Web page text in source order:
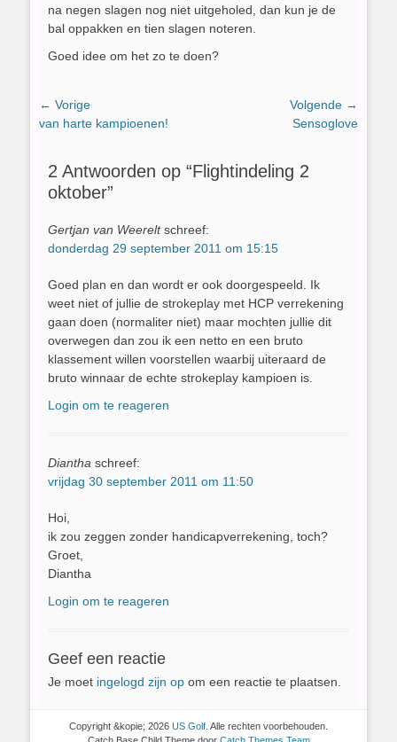
na negen slagen nog niet uitgeholed, dan kun je de
bal oppakken en tien slagen noteren.
Goed idee om het zo te doen?
Bericht
navigatie
← Vorige
Vorig
van harte kampioenen!
Volgende →
Sensoglove
2 Antwoorden op “Flightindeling 2
oktober”
Gertjan van Weerelt schreef:
donderdag 29 september 2011 om 15:15
Goed plan en dan wordt er ook doorgespeeld. Ik
weet niet of jullie de strokeplay met HCP verrekening
gaan doen (normaliter niet) maar mochten jullie dit
overwegen dan zou ik een netto en een bruto
klassement willen voorstellen waarbij uiteraard de
bruto winnaar de echte strokeplay kampioen is.
Login om te reageren
Diantha schreef:
vrijdag 30 september 2011 om 11:50
Hoi,
ik zou zeggen zonder handicapverrekening, toch?
Groet,
Diantha
Login om te reageren
Geef een reactie
Je moet ingelogd zijn op om een reactie te plaatsen.
Copyright &kopie; 2026 US Golf . Alle rechten voorbehouden.